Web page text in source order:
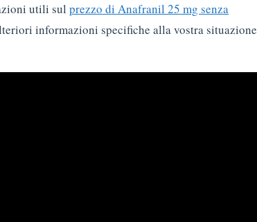
utili sul prezzo di Anafranil 25 mg senza
informazioni specifiche alla vostra situazione